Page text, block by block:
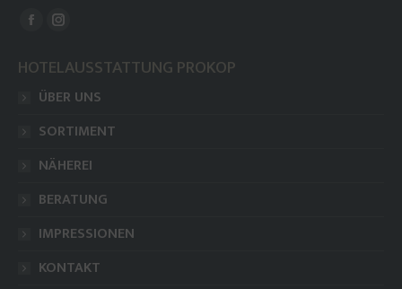
Finden Sie uns auf:
Facebook
opens
in
new
Instagram
opens
in
new
HOTELAUSSTATTUNG PROKOP
ÜBER UNS
SORTIMENT
NÄHEREI
BERATUNG
IMPRESSIONEN
KONTAKT